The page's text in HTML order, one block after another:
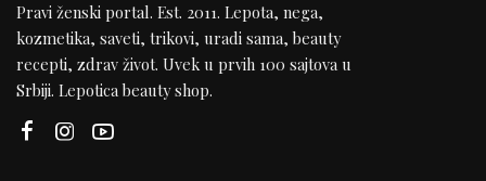
Pravi ženski portal. Est. 2011. Lepota, nega,
kozmetika, saveti, trikovi, uradi sama, beauty
recepti, zdrav život. Uvek u prvih 100 sajtova u
Srbiji. Lepotica beauty shop.